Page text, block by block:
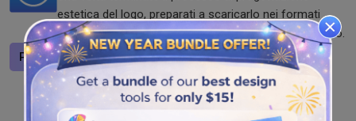
estetica del logo, preparati a scaricarlo nei formati
SVG, JPG e PNG utilizzando il creatore di logo estetico.
Progetta un logo